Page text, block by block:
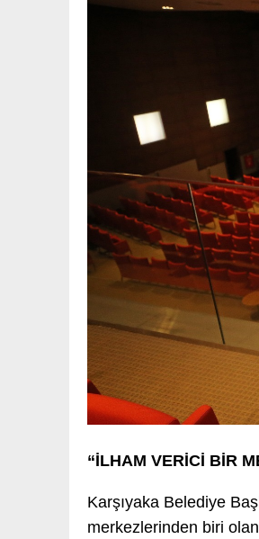
“İLHAM VERİCİ BİR
Karşıyaka Belediye
merkezlerinden biri